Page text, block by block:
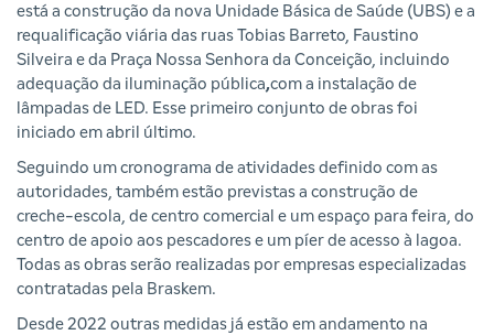
está a construção da nova Unidade Básica de Saúde (UBS) e a
requalificação viária das ruas Tobias Barreto, Faustino
Silveira e da Praça Nossa Senhora da Conceição, incluindo
adequação da iluminação pública,com a instalação de
lâmpadas de LED. Esse primeiro conjunto de obras foi
iniciado em abril último.
Seguindo um cronograma de atividades definido com as
autoridades, também estão previstas a construção de
creche-escola, de centro comercial e um espaço para feira, do
centro de apoio aos pescadores e um píer de acesso à lagoa.
Todas as obras serão realizadas por empresas especializadas
contratadas pela Braskem.
Desde 2022 outras medidas já estão em andamento na